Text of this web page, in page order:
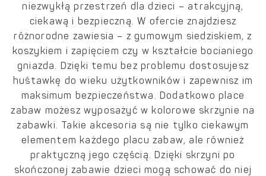
niezwykłą przestrzeń dla dzieci – atrakcyjną,
ciekawą i bezpieczną. W ofercie znajdziesz
różnorodne zawiesia – z gumowym siedziskiem, z
koszykiem i zapięciem czy w kształcie bocianiego
gniazda. Dzięki temu bez problemu dostosujesz
huśtawkę do wieku użytkowników i zapewnisz im
maksimum bezpieczeństwa. Dodatkowo place
zabaw możesz wyposażyć w kolorowe skrzynie na
zabawki. Takie akcesoria są nie tylko ciekawym
elementem każdego placu zabaw, ale również
praktyczną jego częścią. Dzięki skrzyni po
skończonej zabawie dzieci mogą schować do niej